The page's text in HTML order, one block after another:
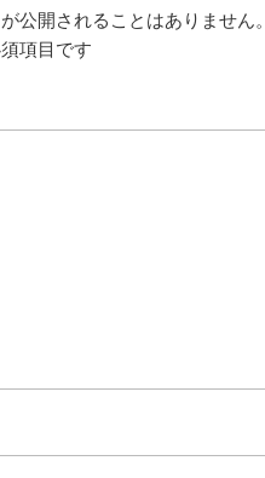
公開されることはありません。
項目です